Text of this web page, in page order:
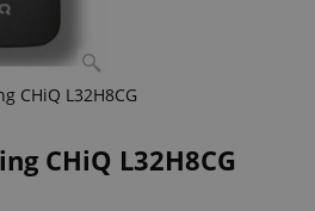
CHiQ L32H8CG
CHiQ L32H8CG